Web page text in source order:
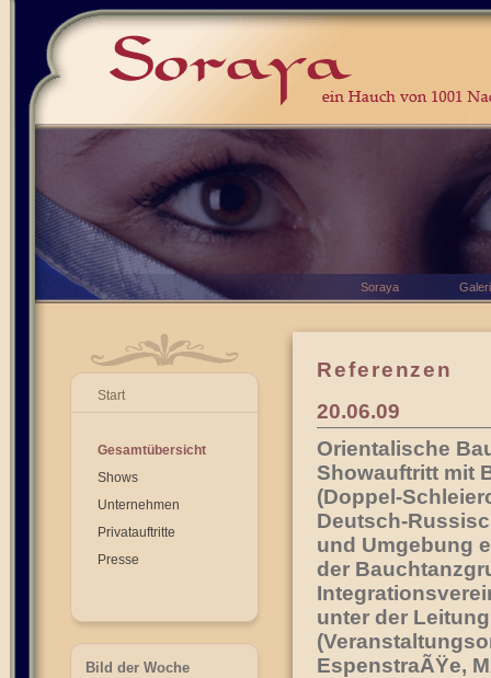
Start
Gesamtübersicht
Shows
Unternehmen
Privatauftritte
Presse
Bild der Woche
Referenzen
20.06.09
Orientalische
Showauftritt mit
(Doppel-
Deutsch-
und Umgebung
der
unter der
EspenstraÃŸe,
Soraya